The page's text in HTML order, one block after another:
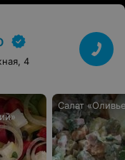
4
Салат